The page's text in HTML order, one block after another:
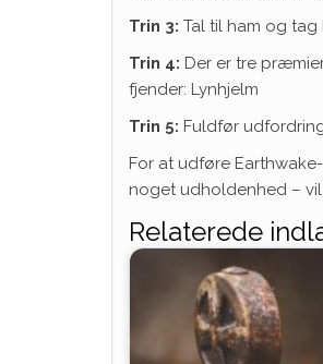
Trin 3: Tal til ham og
Trin 4: Der er tre
fjender: Lynhjelm
Trin 5: Fuldfør
For at udføre
noget udholdenhed –
Relaterede